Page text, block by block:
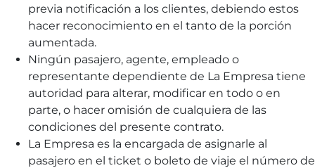
previa notificación a los clientes, debiendo estos
hacer reconocimiento en el tanto de la porción
aumentada.
Ningún pasajero, agente, empleado o
representante dependiente de La Empresa tiene
autoridad para alterar, modificar en todo o en
parte, o hacer omisión de cualquiera de las
condiciones del presente contrato.
La Empresa es la encargada de asignarle al
pasajero en el ticket o boleto de viaje el número de